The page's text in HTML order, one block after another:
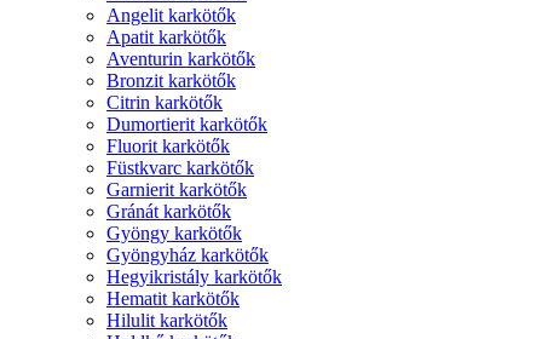
Angelit karkötők
Apatit karkötők
Aventurin karkötők
Bronzit karkötők
Citrin karkötők
Dumortierit karkötők
Fluorit karkötők
Füstkvarc karkötők
Garnierit karkötők
Gránát karkötők
Gyöngy karkötők
Gyöngyház karkötők
Hegyikristály karkötők
Hematit karkötők
Hilulit karkötők